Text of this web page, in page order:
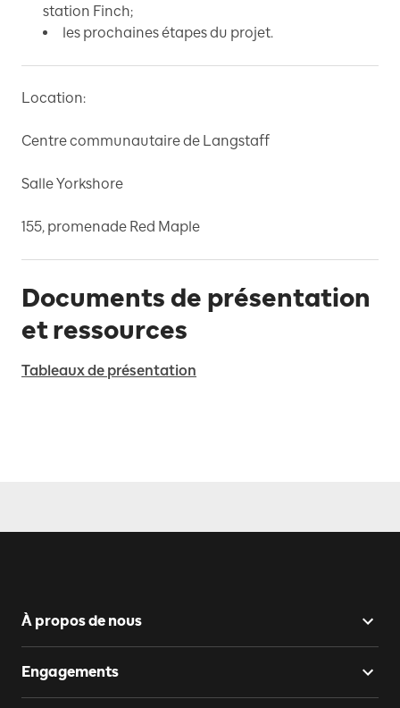
station Finch;
les prochaines étapes du projet.
Location:
Centre communautaire de Langstaff
Salle Yorkshore
155, promenade Red Maple
Documents de présentation
et ressources
Tableaux de présentation
À propos de nous
Engagements